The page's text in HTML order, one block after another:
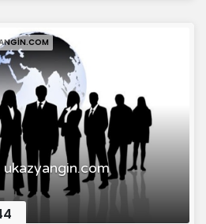
ukazyangin.com